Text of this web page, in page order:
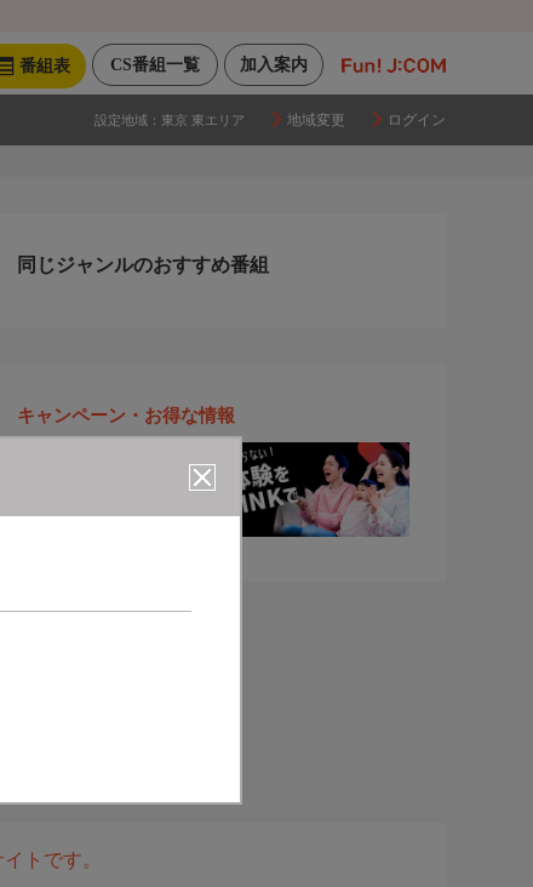
加入案内
CS番組一覧
番組表
設定地域： 東京 東エリア 地域変更 ログイン
同じジャンルのおすすめ番組
キャンペーン・お得な情報
トです。